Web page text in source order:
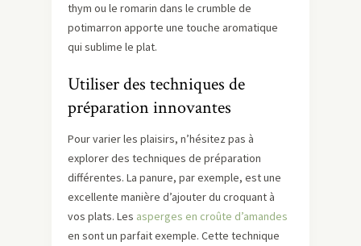
thym ou le romarin dans le crumble de
potimarron apporte une touche aromatique
qui sublime le plat.
Utiliser des techniques de
préparation innovantes
Pour varier les plaisirs, n’hésitez pas à
explorer des techniques de préparation
différentes. La panure, par exemple, est une
excellente manière d’ajouter du croquant à
vos plats. Les asperges en croûte d’amandes
en sont un parfait exemple. Cette technique